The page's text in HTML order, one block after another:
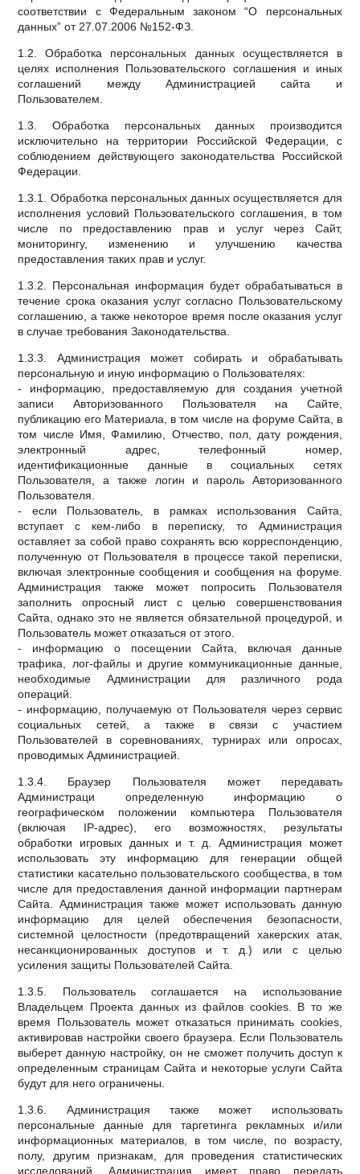
соответствии с Федеральным законом “О персональных
данных” от 27.07.2006 №152-ФЗ.
1.2. Обработка персональных данных осуществляется в
целях исполнения Пользовательского соглашения и иных
соглашений между Администрацией сайта и
Пользователем.
1.3. Обработка персональных данных производится
исключительно на территории Российской Федерации, с
соблюдением действующего законодательства Российской
Федерации.
1.3.1. Обработка персональных данных осуществляется для
исполнения условий Пользовательского соглашения, в том
числе по предоставлению прав и услуг через Сайт,
мониторингу, изменению и улучшению качества
предоставления таких прав и услуг.
1.3.2. Персональная информация будет обрабатываться в
течение срока оказания услуг согласно Пользовательскому
соглашению, а также некоторое время после оказания услуг
в случае требования Законодательства.
1.3.3. Администрация может собирать и обрабатывать
персональную и иную информацию о Пользователях:
- информацию, предоставляемую для создания учетной
записи Авторизованного Пользователя на Сайте,
публикацию его Материала, в том числе на форуме Сайта, в
том числе Имя, Фамилию, Отчество, пол, дату рождения,
электронный адрес, телефонный номер,
идентификационные данные в социальных сетях
Пользователя, а также логин и пароль Авторизованного
Пользователя.
- если Пользователь, в рамках использования Сайта,
вступает с кем-либо в переписку, то Администрация
оставляет за собой право сохранять всю корреспонденцию,
полученную от Пользователя в процессе такой переписки,
включая электронные сообщения и сообщения на форуме.
Администрация также может попросить Пользователя
заполнить опросный лист с целью совершенствования
Сайта, однако это не является обязательной процедурой, и
Пользователь может отказаться от этого.
- информацию о посещении Сайта, включая данные
трафика, лог-файлы и другие коммуникационные данные,
необходимые Администрации для различного рода
операций.
- информацию, получаемую от Пользователя через сервис
социальных сетей, а также в связи с участием
Пользователей в соревнованиях, турнирах или опросах,
проводимых Администрацией.
1.3.4. Браузер Пользователя может передавать
Администраци определенную информацию о
географическом положении компьютера Пользователя
(включая IP-адрес), его возможностях, результаты
обработки игровых данных и т. д. Администрация может
использовать эту информацию для генерации общей
статистики касательно пользовательского сообщества, в том
числе для предоставления данной информации партнерам
Сайта. Администрация также может использовать данную
информацию для целей обеспечения безопасности,
системной целостности (предотвращений хакерских атак,
несанкционированных доступов и т. д.) или с целью
усиления защиты Пользователей Сайта.
1.3.5. Пользователь соглашается на использование
Владельцем Проекта данных из файлов cookies. В то же
время Пользователь может отказаться принимать cookies,
активировав настройки своего браузера. Если Пользователь
выберет данную настройку, он не сможет получить доступ к
определенным страницам Сайта и некоторые услуги Сайта
будут для него ограничены.
1.3.6. Администрация также может использовать
персональные данные для таргетинга рекламных и/или
информационных материалов, в том числе, по возрасту,
полу, другим признакам, для проведения статистических
исследований. Администрация имеет право передать